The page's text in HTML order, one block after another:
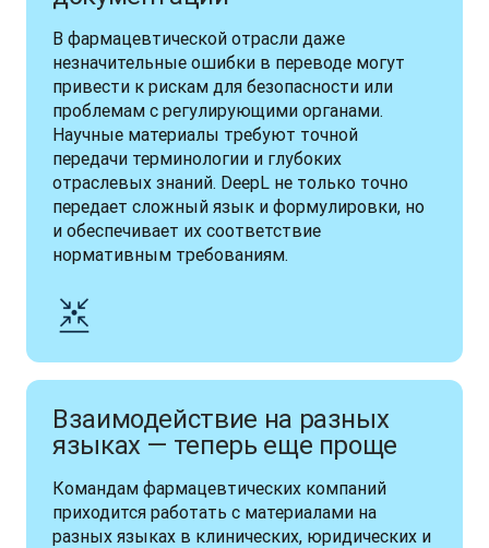
В фармацевтической отрасли даже
незначительные ошибки в переводе могут
привести к рискам для безопасности или
проблемам с регулирующими органами.
Научные материалы требуют точной
передачи терминологии и глубоких
отраслевых знаний. DeepL не только точно
передает сложный язык и формулировки, но
и обеспечивает их соответствие
нормативным требованиям.
Взаимодействие на разных
языках — теперь еще проще
Командам фармацевтических компаний
приходится работать с материалами на
разных языках в клинических, юридических и